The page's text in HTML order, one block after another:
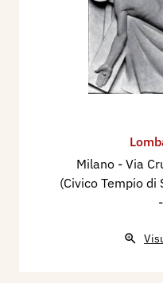
Milano - Via
(Civico Tempio di